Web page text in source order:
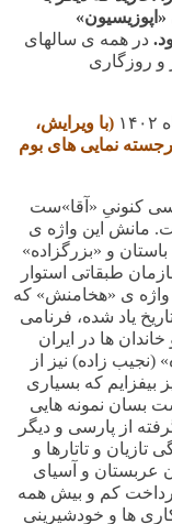
در همه ی سالهای
و روزگاری
(با ویرایش،
نمایی های بوم
کنونیِ «آقا»ست
مانش این واژه ی
و «بزرگزاده»
طبقاتی استوار
واژه ی «هخامنش» که
یاد شده، فرنامی
ها در ایران
زاده) نیز از
بیفزایم که بسیاری
بسان نمونه هایی
از پارسی و دیگر
و تاتارها و
عربستان و آسیای
کم و بیش همه
ها و خودشیرینی